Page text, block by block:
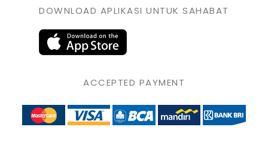
DOWNLOAD APLIKASI UNTUK SAHABAT
ACCEPTED PAYMENT